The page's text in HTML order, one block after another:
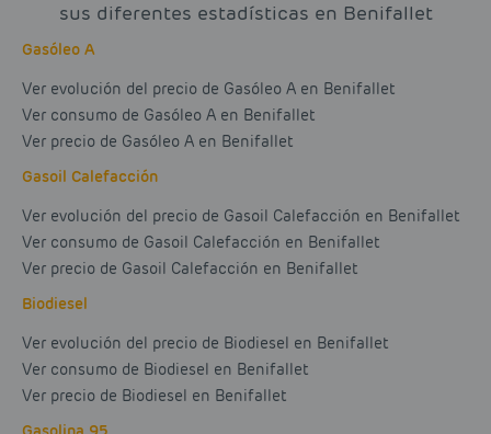
sus diferentes estadísticas en Benifallet
Gasóleo A
Ver evolución del precio de Gasóleo A en Benifallet
Ver consumo de Gasóleo A en Benifallet
Ver precio de Gasóleo A en Benifallet
Gasoil Calefacción
Ver evolución del precio de Gasoil Calefacción en Benifallet
Ver consumo de Gasoil Calefacción en Benifallet
Ver precio de Gasoil Calefacción en Benifallet
Biodiesel
Ver evolución del precio de Biodiesel en Benifallet
Ver consumo de Biodiesel en Benifallet
Ver precio de Biodiesel en Benifallet